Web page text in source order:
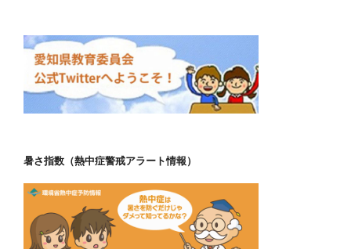
暑さ指数（熱中症警戒アラート情報）